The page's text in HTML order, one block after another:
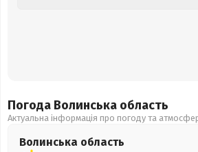
Погода Волинська область
Актуальна інформація про погоду та
Волинська область